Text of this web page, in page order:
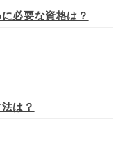
必要な資格は？
は？